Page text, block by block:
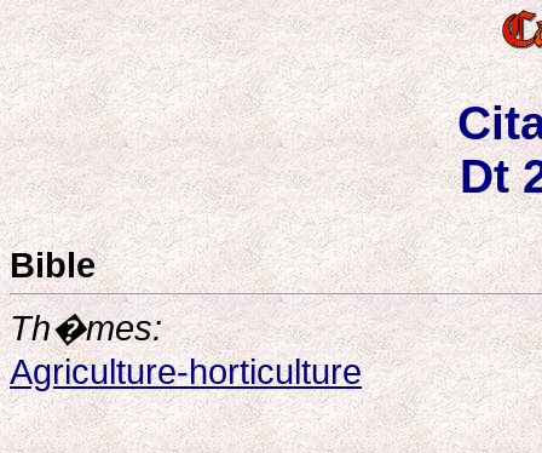
Dt
Bible
Th�mes:
Agriculture-horticulture